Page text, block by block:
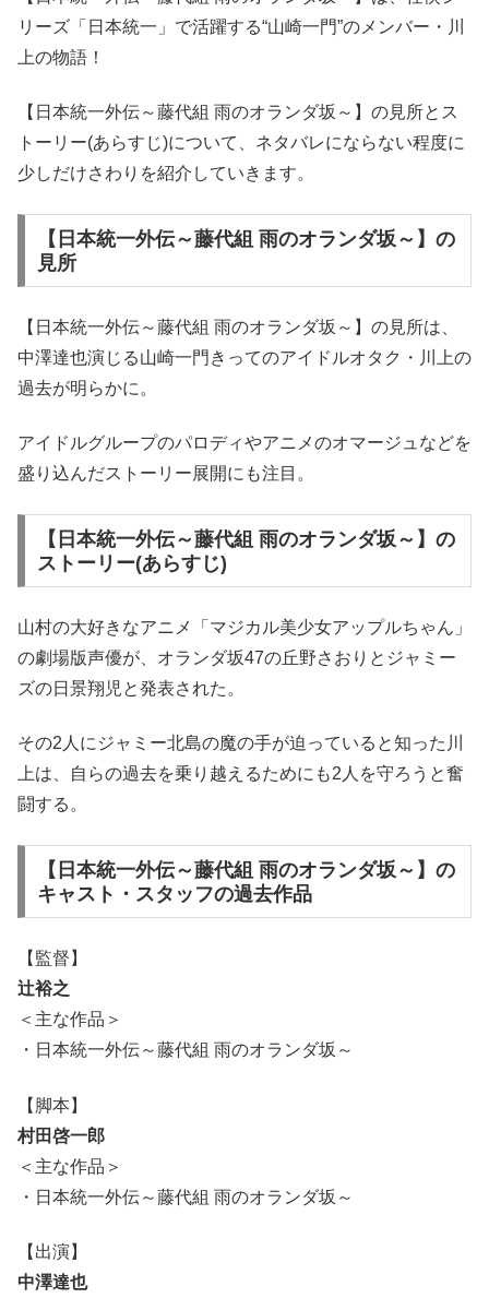
リーズ「日本統一」で活躍する“山崎一門”のメンバー・川
上の物語！
【日本統一外伝～藤代組 雨のオランダ坂～】の見所とス
トーリー(あらすじ)について、ネタバレにならない程度に
少しだけさわりを紹介していきます。
【日本統一外伝～藤代組 雨のオランダ坂～】の
見所
【日本統一外伝～藤代組 雨のオランダ坂～】の見所は、
中澤達也演じる山崎一門きってのアイドルオタク・川上の
過去が明らかに。
アイドルグループのパロディやアニメのオマージュなどを
盛り込んだストーリー展開にも注目。
【日本統一外伝～藤代組 雨のオランダ坂～】の
ストーリー(あらすじ)
山村の大好きなアニメ「マジカル美少女アップルちゃん」
の劇場版声優が、オランダ坂47の丘野さおりとジャミー
ズの日景翔児と発表された。
その2人にジャミー北島の魔の手が迫っていると知った川
上は、自らの過去を乗り越えるためにも2人を守ろうと奮
闘する。
【日本統一外伝～藤代組 雨のオランダ坂～】の
キャスト・スタッフの過去作品
【監督】
辻裕之
＜主な作品＞
・日本統一外伝～藤代組 雨のオランダ坂～
【脚本】
村田啓一郎
＜主な作品＞
・日本統一外伝～藤代組 雨のオランダ坂～
【出演】
中澤達也